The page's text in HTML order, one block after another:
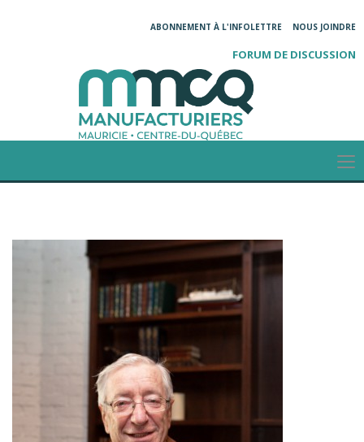
ABONNEMENT À L'INFOLETTRE NOUS JOINDRE
FORUM DE DISCUSSION